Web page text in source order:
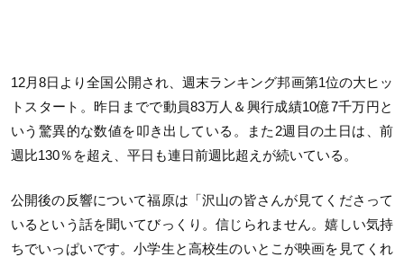
12月8日より全国公開され、週末ランキング邦画第1位の大ヒッ
トスタート。昨日までで動員83万人＆興行成績10億7千万円と
いう驚異的な数値を叩き出している。また2週目の土日は、前
週比130％を超え、平日も連日前週比超えが続いている。
公開後の反響について福原は「沢山の皆さんが見てくださって
いるという話を聞いてびっくり。信じられません。嬉しい気持
ちでいっぱいです。小学生と高校生のいとこが映画を見てくれ